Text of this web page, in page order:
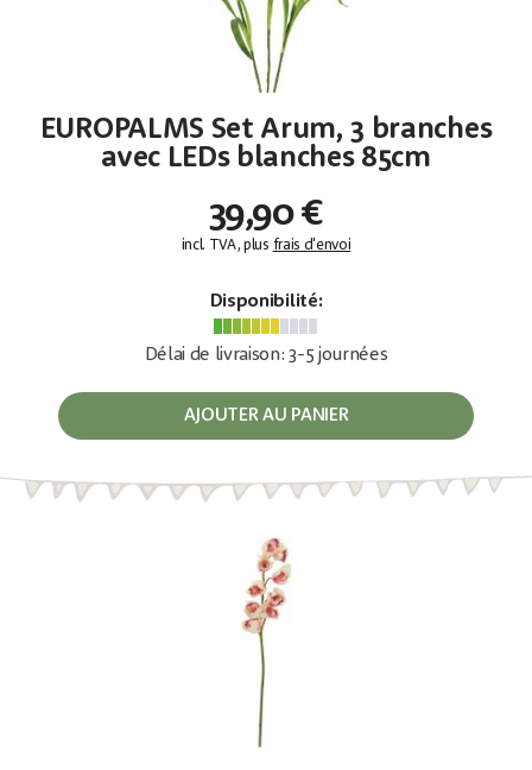
EUROPALMS Set Arum, 3 branches
avec LEDs blanches 85cm
39,90 €
incl. TVA, plus frais d'envoi
Disponibilité:
Délai de livraison: 3-5 journées
AJOUTER AU PANIER